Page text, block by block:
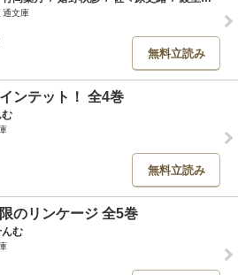
通文庫
無料立読み
ンテット！ 全4巻
無料立読み
のリンケージ 全5巻
む